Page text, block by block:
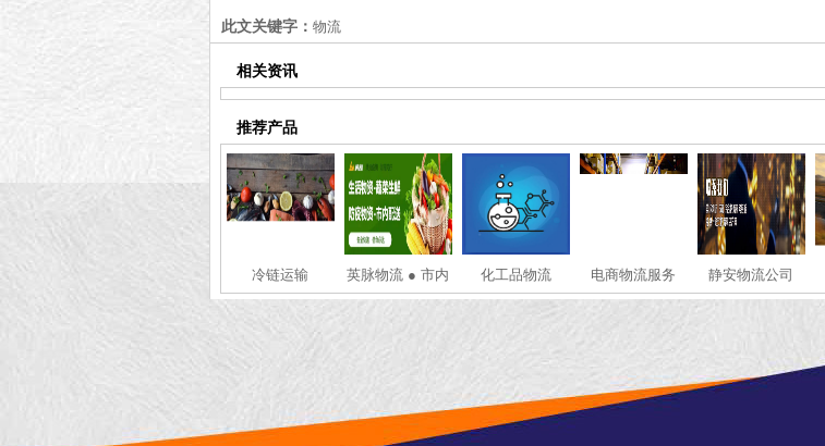
此文关键字： 物流
相关资讯
推荐产品
冷链运输
英脉物流 ● 市内
配送 ● 同城物资
配送 ● 市内蔬菜
化工品物流 电商物流服务 静安物流公司